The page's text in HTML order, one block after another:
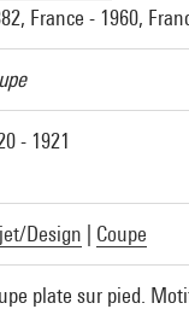
France - 1960,
- 1921
Design Coupe
plate sur pied.